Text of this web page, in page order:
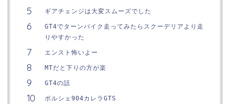
ギアチェンジは大変スムーズでした
GT4でターンパイク走ってみたらスクーデリアより走
りやすかった
エンスト怖いよー
MTだと下りの方が楽
GT4の話
ポルシェ904カレラGTS